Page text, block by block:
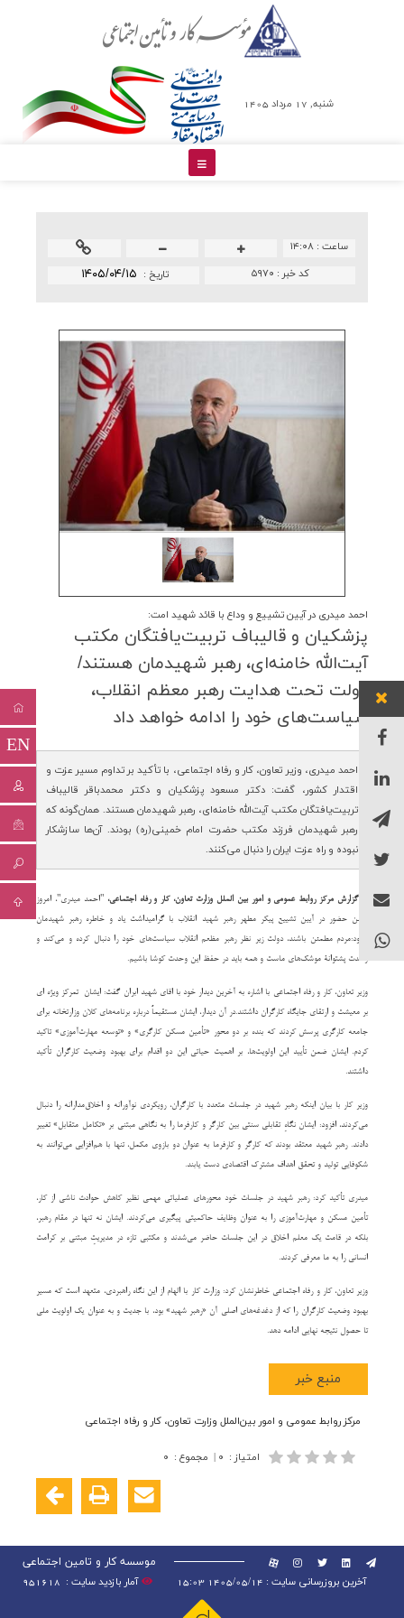
شنبه, 17 مرداد 1405
EN
ساعت : ۱۴:۰۸
تاريخ : ۱۴۰۵/۰۴/۱۵ کد خبر : ۵۹۷۰
احمد میدری در آیین تشییع و وداع با قائد شهید امت:
پزشكیان و قالیباف تربیت‌یافتگان مكتب
آیت‌الله خامنه‌ای، رهبر شهیدمان هستند/
دولت تحت هدایت رهبر معظم انقلاب،
سیاست‌های خود را ادامه خواهد داد
احمد میدری، وزیر تعاون، کار و رفاه اجتماعی، با تأکید بر تداوم مسیر عزت و
اقتدار کشور، گفت: دکتر مسعود پزشکیان و دکتر محمدباقر قالیباف
تربیت‌یافتگان مکتب آیت‌الله خامنه‌ای، رهبر شهیدمان هستند. همان‌گونه که
رهبر شهیدمان فرزند مکتب حضرت امام خمینی(ره) بودند.‌ آن‌ها سازشکار
نبوده و راه عزت ایران را دنبال می‌کنند.
به گزارش مرکز روابط عمومی و امور بین الملل وزارت تعاون، کار و رفاه اجتماعی، "احمد میدری"، امروز
ضمن حضور در آیین تشییع پیکر مطهر رهبر شهید انقلاب با گرامیداشت یاد و خاطره رهبر شهیدمان
افزود:مردم مطمئن باشند، دولت زیر نظر رهبر مظعم انقلاب سیاست‌های خود را دنبال کرده و می‌کند و
وحدت پشتوانۀ موشک‌های ماست و همه باید در حفظ این وحدت کوشا باشیم.
وزیر تعاون، کار و رفاه اجتماعی با اشاره به آخرین دیدار خود با اقای شهید ابران گفت: ایشان تمرکز ویژه ای
بر معیشت و ارتقای جایگاه کارگران داشتند.در آن دیدار، ایشان مستقیماً درباره برنامه‌های کلان وزارتخانه برای
جامعه کارگری پرسش کردند که بنده بر دو محور «تأمین مسکن کارگری» و «توسعه مهارت‌آموزی» تاکید
کردم. ایشان ضمن تأیید این اولویت‌ها، بر اهمیت حیاتی این دو اقدام برای بهبود وضعیت کارگران تأکید
داشتند.
وزیر کار با بیان اینکه رهبر شهید در جلسات متعدد با کارگران، رویکردی نوآورانه و اخلاق‌مدارانه را دنبال
می‌کردند، افزود: ایشان نگاهِ تقابلی سنتی بین کارگر و کارفرما را به نگاهی مبتنی بر «تکامل متقابل» تغییر
دادند. رهبر شهید معتقد بودند که کارگر و کارفرما به عنوان دو بازوی مکمل، تنها با هم‌افزایی می‌توانند به
شکوفایی تولید و تحقق اهداف مشترک اقتصادی دست یابند.
میدری تأکید کرد: رهبر شهید در جلسات خود محورهای عملیاتی مهمی نظیر کاهش حوادث ناشی از کار،
تأمین مسکن و مهارت‌آموزی را به عنوان وظایف حاکمیتی پیگیری می‌کردند. ایشان نه تنها در مقام رهبر،
بلکه در قامت یک معلم اخلاق در این جلسات حاضر می‌شدند و مکتبی تازه در مدیریتِ مبتنی بر کرامت
انسانی را به ما معرفی کردند.
وزیر تعاون، کار و رفاه اجتماعی خاطرنشان کرد: وزارت کار با الهام از این نگاه راهبردی، متعهد است که مسیر
بهبود وضعیت کارگران را که از دغدغه‌های اصلی آن «رهبر شهید» بود، با جدیت و به عنوان یک اولویت ملی
تا حصول نتیجه نهایی ادامه دهد.
منبع خبر
مرکز روابط عمومی و امور بین‌الملل وزارت تعاون، کار و رفاه اجتماعی
امتیاز : ۰ | مجموع : ۰
موسسه کار و تامین اجتماعی
آخرین بروزرسانی سایت : 1405/05/14 15:03
آمار بازدید سایت : 951618